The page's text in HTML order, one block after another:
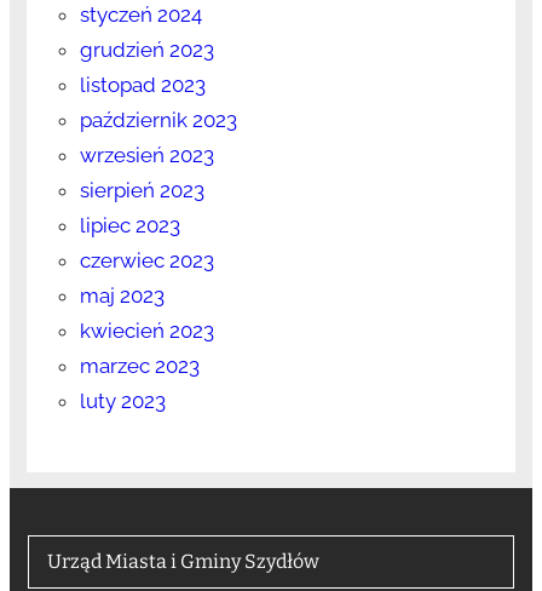
styczeń 2024
grudzień 2023
listopad 2023
październik 2023
wrzesień 2023
sierpień 2023
lipiec 2023
czerwiec 2023
maj 2023
kwiecień 2023
marzec 2023
luty 2023
Urząd Miasta i Gminy Szydłów